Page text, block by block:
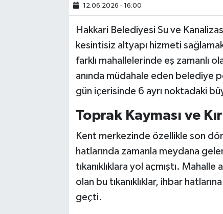
12.06.2026 - 16:00
Hakkari Belediyesi Su ve
kesintisiz altyapı hizmeti
farklı mahallelerinde eş zamanlı
anında müdahale eden belediye
gün içerisinde 6 ayrı noktadaki
Toprak Kayması ve
Kent merkezinde özellikle son
hatlarında zamanla meydana
tıkanıklıklara yol açmıştı.
olan bu tıkanıklıklar, ihbar
geçti.